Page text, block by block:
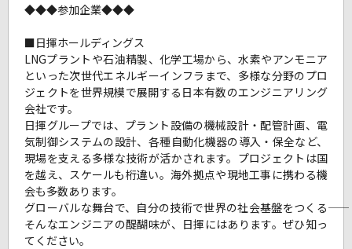
◆◆◆参加企業◆◆◆
■日揮ホールディングス
LNGプラントや石油精製、化学工場から、水素やアンモニア
といった次世代エネルギーインフラまで、多様な分野のプロ
ジェクトを世界規模で展開する日本有数のエンジニアリング
会社です。
日揮グループでは、プラント設備の機械設計・配管計画、電
気制御システムの設計、各種自動化機器の導入・保全など、
現場を支える多様な技術が活かされます。プロジェクトは国
を越え、スケールも桁違い。海外拠点や現地工事に携わる機
会も多数あります。
グローバルな舞台で、自分の技術で世界の社会基盤をつくる――
そんなエンジニアの醍醐味が、日揮にはあります。ぜひ知っ
てください。